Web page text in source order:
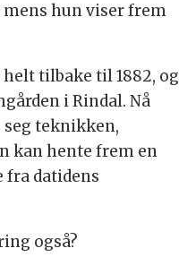
hun viser frem
tilbake til 1882, og
i Rindal. Nå
teknikken,
kan hente frem en
fra datidens
også?